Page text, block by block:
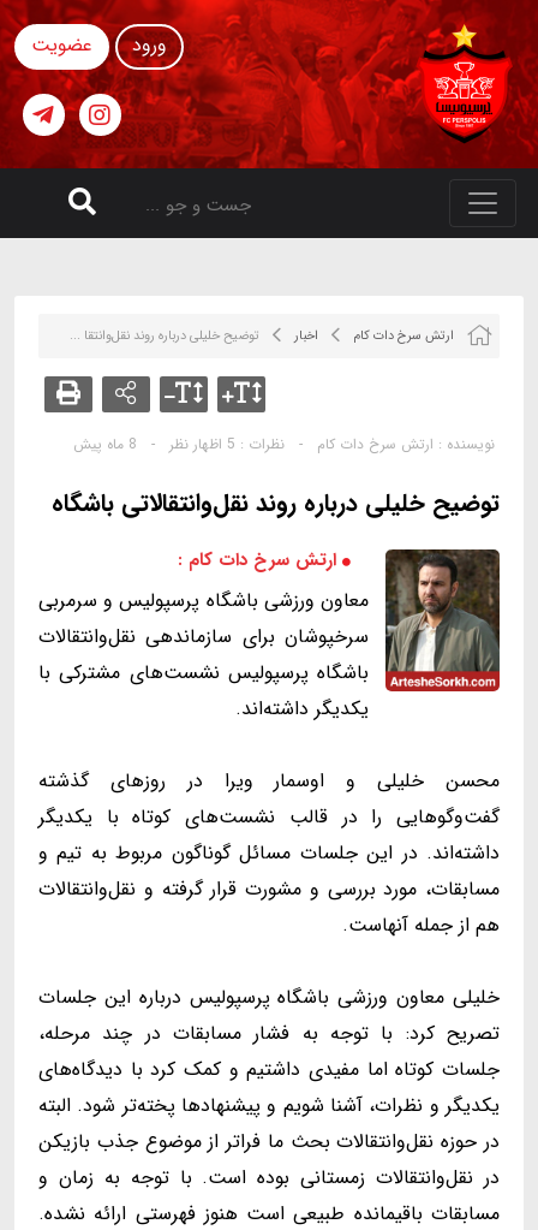
ورود عضویت
ارتش سرخ دات کام اخبار توضیح خلیلی درباره روند نقل‌و‌انتقا ...
نویسنده : ارتش سرخ دات کام - نظرات : 5 اظهار نظر - 8 ماه پیش
توضیح خلیلی درباره روند نقل‌و‌انتقالاتی باشگاه
ارتش سرخ دات کام :
معاون ورزشی باشگاه پرسپولیس و سرمربی
سرخپوشان برای سازماندهی نقل‌وانتقالات
باشگاه پرسپولیس نشست‌های مشترکی با
یکدیگر داشته‌اند.
محسن خلیلی و اوسمار ویرا در روزهای گذشته
گفت‌وگوهایی را در قالب نشست‌های کوتاه با یکدیگر
داشته‌اند. در این جلسات مسائل گوناگون مربوط به تیم و
مسابقات، مورد بررسی و مشورت قرار گرفته و نقل‌وانتقالات
هم از جمله آنهاست.
خلیلی معاون ورزشی باشگاه پرسپولیس درباره این جلسات
تصریح کرد: با توجه به فشار مسابقات در چند مرحله،
جلسات کوتاه اما مفیدی داشتیم و کمک کرد با دیدگاه‌های
یکدیگر و نظرات، آشنا شویم و پیشنهادها پخته‌تر شود. البته
در حوزه نقل‌وانتقالات بحث ما فراتر از موضوع جذب بازیکن
در نقل‌وانتقالات زمستانی بوده است. با توجه به زمان و
مسابقات باقیمانده طبیعی است هنوز فهرستی ارائه نشده.